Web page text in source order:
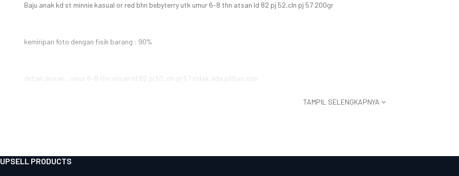
Baju anak kd st minnie kasual or red bhn bebyterry utk umur 6-8 thn atsan ld 82 pj 52,cln pj 57 200gr
kemiripan foto dengan fisik barang : 90%
detail ukuran : umur 6-8 thn atsan ld 82 pj 52,cln pj 57 tidak ada pilihan size
TAMPIL SELENGKAPNYA
UPSELL PRODUCTS